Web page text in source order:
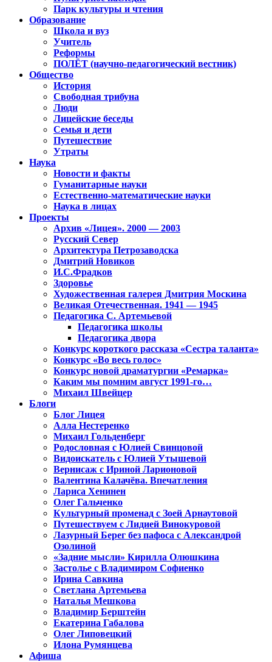
Парк культуры и чтения
Образование
Школа и вуз
Учитель
Реформы
ПОЛЁТ (научно-педагогический вестник)
Общество
История
Свободная трибуна
Люди
Лицейские беседы
Семья и дети
Путешествие
Утраты
Наука
Новости и факты
Гуманитарные науки
Естественно-математические науки
Наука в лицах
Проекты
Архив «Лицея». 2000 — 2003
Русский Север
Архитектура Петрозаводска
Дмитрий Новиков
И.С.Фрадков
Здоровье
Художественная галерея Дмитрия Москина
Великая Отечественная. 1941 — 1945
Педагогика С. Артемьевой
Педагогика школы
Педагогика двора
Конкурс короткого рассказа «Сестра таланта»
Конкурс «Во весь голос»
Конкурс новой драматургии «Ремарка»
Каким мы помним август 1991-го…
Михаил Швейцер
Блоги
Блог Лицея
Алла Нестеренко
Михаил Гольденберг
Родословная с Юлией Свинцовой
Видоискатель с Юлией Утышевой
Вернисаж с Ириной Ларионовой
Валентина Калачёва. Впечатления
Лариса Хенинен
Олег Гальченко
Культурный променад с Зоей Арнаутовой
Путешествуем с Лидией Винокуровой
Лазурный Берег без пафоса с Александрой
Озолиной
«Задние мысли» Кирилла Олюшкина
Застолье с Владимиром Софиенко
Ирина Савкина
Светлана Артемьева
Наталья Мешкова
Владимир Берштейн
Екатерина Габалова
Олег Липовецкий
Илона Румянцева
Афиша